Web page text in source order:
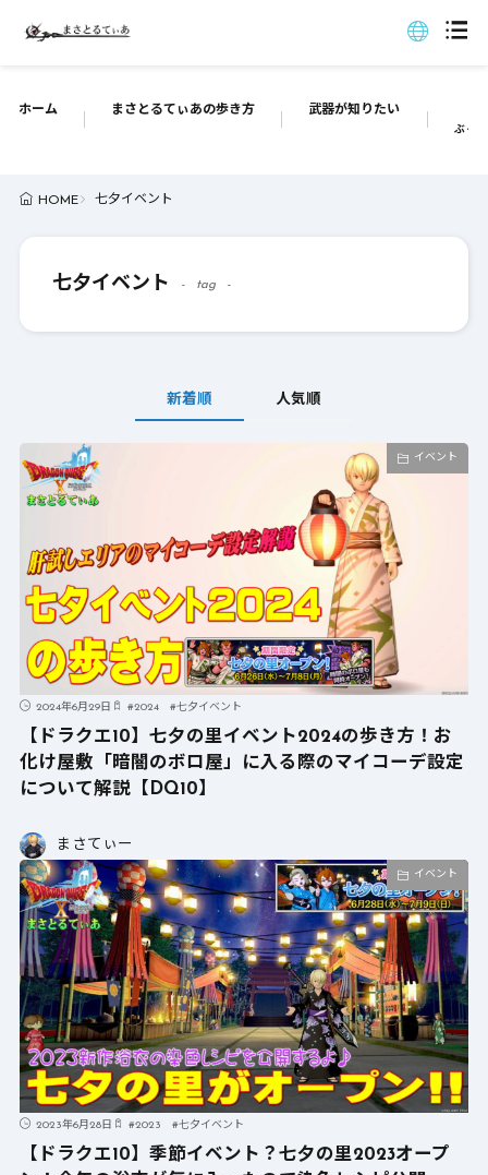
ホーム まさとるてぃあの歩き方 武器が知りたい
ぶっ
HOME 七夕イベント
七夕イベント tag
新着順 人気順
イベント
2024年6月29日 #2024 #七夕イベント
【ドラクエ10】七夕の里イベント2024の歩き方！お
化け屋敷「暗闇のボロ屋」に入る際のマイコーデ設定
について解説【DQ10】
まさてぃー
イベント
2023年6月28日 #2023 #七夕イベント
【ドラクエ10】季節イベント？七夕の里2023オープ